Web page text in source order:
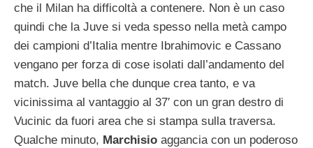
che il Milan ha difficoltà a contenere. Non è un caso
quindi che la Juve si veda spesso nella metà campo
dei campioni d’Italia mentre Ibrahimovic e Cassano
vengano per forza di cose isolati dall’andamento del
match. Juve bella che dunque crea tanto, e va
vicinissima al vantaggio al 37′ con un gran destro di
Vucinic da fuori area che si stampa sulla traversa.
Qualche minuto, Marchisio aggancia con un poderoso